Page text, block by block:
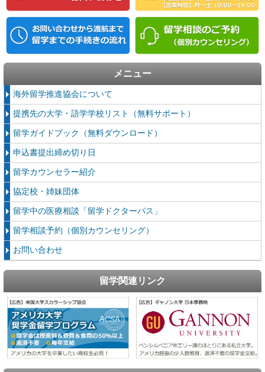
メニュー
海外留学推進協会について
提携先の大学・語学学校リスト（無料サポート）
留学ガイドブック（無料ダウンロード）
申込書提出締め切り日
留学カウンセラー紹介
協定校・姉妹団体
留学中の医療相談「留学ドクターパス」
留学相談予約（個別カウンセリング）
お問い合わせ
留学関連リンク